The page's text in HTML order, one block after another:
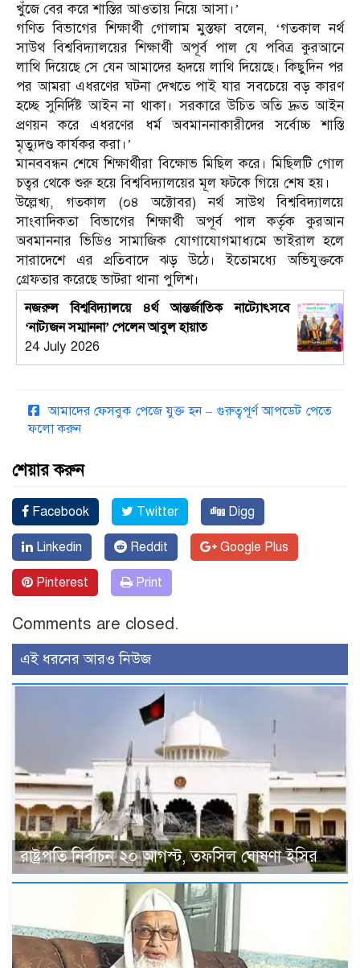
খুঁজে বের করে শাস্তির আওতায় নিয়ে আসা।’
গণিত বিভাগের শিক্ষার্থী গোলাম মুস্তফা বলেন, ‘গতকাল নর্থ
সাউথ বিশ্ববিদ্যালয়ের শিক্ষার্থী অপূর্ব পাল যে পবিত্র কুরআনে
লাথি দিয়েছে সে যেন আমাদের হৃদয়ে লাথি দিয়েছে। কিছুদিন পর
পর আমরা এধরণের ঘটনা দেখতে পাই যার সবচেয়ে বড় কারণ
হচ্ছে সুনির্দিষ্ট আইন না থাকা। সরকারে উচিত অতি দ্রুত আইন
প্রণয়ন করে এধরণের ধর্ম অবমাননাকারীদের সর্বোচ্চ শাস্তি
মৃত্যুদণ্ড কার্যকর করা।’
মানববন্ধন শেষে শিক্ষার্থীরা বিক্ষোভ মিছিল করে। মিছিলটি গোল
চত্বর থেকে শুরু হয়ে বিশ্ববিদ্যালয়ের মূল ফটকে গিয়ে শেষ হয়।
উল্লেখ্য, গতকাল (০৪ অক্টোবর) নর্থ সাউথ বিশ্ববিদ্যালয়ে
সাংবাদিকতা বিভাগের শিক্ষার্থী অপূর্ব পাল কর্তৃক কুরআন
অবমাননার ভিডিও সামাজিক যোগাযোগমাধ্যমে ভাইরাল হলে
সারাদেশে এর প্রতিবাদে ঝড় উঠে। ইতোমধ্যে অভিযুক্তকে
গ্রেফতার করেছে ভাটরা থানা পুলিশ।
নজরুল বিশ্ববিদ্যালয়ে ৪র্থ আন্তর্জাতিক নাট্যোৎসবে
‘নাট্যজন সম্মাননা’ পেলেন আবুল হায়াত
24 July 2026
আমাদের ফেসবুক পেজে যুক্ত হন – গুরুত্বপূর্ণ আপডেট পেতে
ফলো করুন
শেয়ার করুন
Facebook Twitter Digg
Linkedin Reddit Google Plus
Pinterest Print
Comments are closed.
এই ধরনের আরও নিউজ
রাষ্ট্রপতি নির্বাচন ২০ আগস্ট, তফসিল ঘোষণা ইসির